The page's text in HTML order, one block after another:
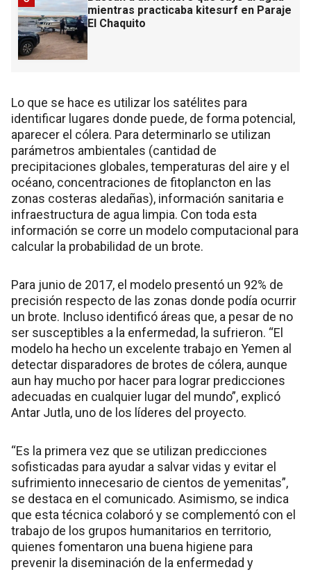
mientras practicaba kitesurf en Paraje
El Chaquito
Lo que se hace es utilizar los satélites para
identificar lugares donde puede, de forma potencial,
aparecer el cólera. Para determinarlo se utilizan
parámetros ambientales (cantidad de
precipitaciones globales, temperaturas del aire y el
océano, concentraciones de fitoplancton en las
zonas costeras aledañas), información sanitaria e
infraestructura de agua limpia. Con toda esta
información se corre un modelo computacional para
calcular la probabilidad de un brote.
Para junio de 2017, el modelo presentó un 92% de
precisión respecto de las zonas donde podía ocurrir
un brote. Incluso identificó áreas que, a pesar de no
ser susceptibles a la enfermedad, la sufrieron. “El
modelo ha hecho un excelente trabajo en Yemen al
detectar disparadores de brotes de cólera, aunque
aun hay mucho por hacer para lograr predicciones
adecuadas en cualquier lugar del mundo”, explicó
Antar Jutla, uno de los líderes del proyecto.
“Es la primera vez que se utilizan predicciones
sofisticadas para ayudar a salvar vidas y evitar el
sufrimiento innecesario de cientos de yemenitas”,
se destaca en el comunicado. Asimismo, se indica
que esta técnica colaboró y se complementó con el
trabajo de los grupos humanitarios en territorio,
quienes fomentaron una buena higiene para
prevenir la diseminación de la enfermedad y